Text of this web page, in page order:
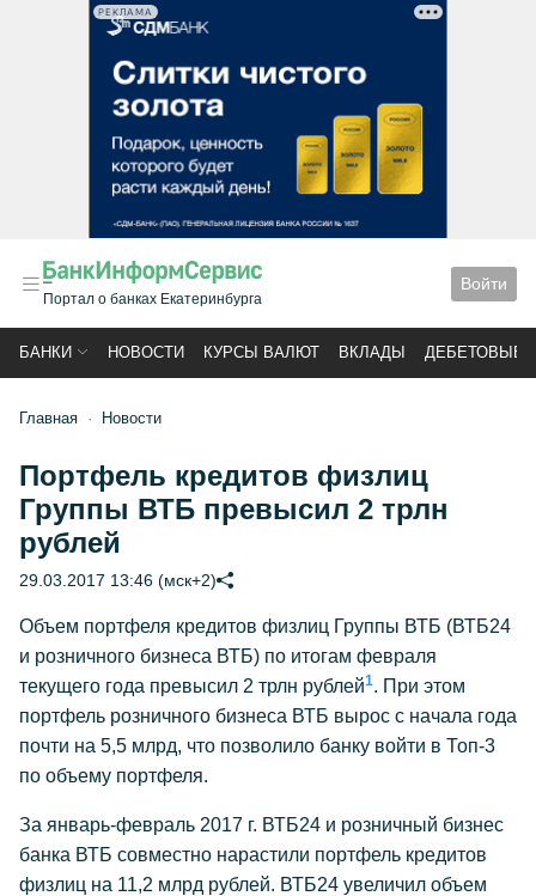
РЕКЛАМА
Портал о банках Екатеринбурга
Войти
БАНКИ НОВОСТИ КУРСЫ ВАЛЮТ ВКЛАДЫ ДЕБЕТОВЫЕ
Главная Новости
Портфель кредитов физлиц
Группы ВТБ превысил 2 трлн
рублей
29.03.2017 13:46 (мск+2)
Объем портфеля кредитов физлиц Группы ВТБ (ВТБ24
и розничного бизнеса ВТБ) по итогам февраля
текущего года превысил 2 трлн рублей1. При этом
портфель розничного бизнеса ВТБ вырос с начала года
почти на 5,5 млрд, что позволило банку войти в Топ-3
по объему портфеля.
За январь-февраль 2017 г. ВТБ24 и розничный бизнес
банка ВТБ совместно нарастили портфель кредитов
физлиц на 11,2 млрд рублей. ВТБ24 увеличил объем